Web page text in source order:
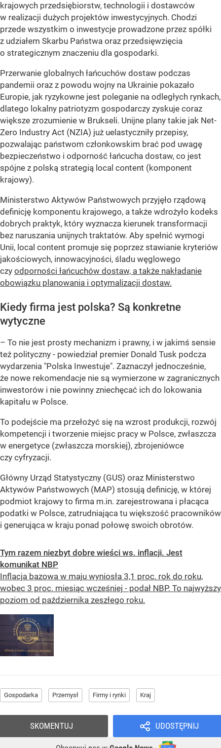
krajowych przedsiębiorstw, technologii i dostawców
w realizacji dużych projektów inwestycyjnych. Chodzi
przede wszystkim o inwestycje prowadzone przez spółki
z udziałem Skarbu Państwa oraz przedsięwzięcia
o strategicznym znaczeniu dla gospodarki.
Przerwanie globalnych łańcuchów dostaw podczas
pandemii oraz z powodu wojny na Ukrainie pokazało
Europie, jak ryzykowne jest poleganie na odległych rynkach,
dlatego lokalny patriotyzm gospodarczy zyskuje coraz
większe zrozumienie w Brukseli. Unijne plany takie jak Net-
Zero Industry Act (NZIA) już uelastyczniły przepisy,
pozwalając państwom członkowskim brać pod uwagę
bezpieczeństwo i odporność łańcucha dostaw, co jest
spójne z polską strategią local content (komponent
krajowy).
Ministerstwo Aktywów Państwowych przyjęło rządową
definicję komponentu krajowego, a także wdrożyło kodeks
dobrych praktyk, który wyznacza kierunek transformacji
bez naruszania unijnych traktatów. Aby spełnić wymogi
Unii, local content promuje się poprzez stawianie kryteriów
jakościowych, innowacyjności, śladu węglowego
czy odporności łańcuchów dostaw, a także nakładanie
obowiązku planowania i optymalizacji dostaw.
Kiedy firma jest polska? Są konkretne
wytyczne
– To nie jest prosty mechanizm i prawny, i w jakimś sensie
też polityczny - powiedział premier Donald Tusk podcza
wydarzenia "Polska Inwestuje". Zaznaczył jednocześnie,
że nowe rekomendacje nie są wymierzone w zagranicznych
inwestorów i nie powinny zniechęcać ich do lokowania
kapitału w Polsce.
To podejście ma przełożyć się na wzrost produkcji, rozwój
kompetencji i tworzenie miejsc pracy w Polsce, zwłaszcza
w energetyce (zwłaszcza morskiej), zbrojeniówce
czy cyfryzacji.
Główny Urząd Statystyczny (GUS) oraz Ministerstwo
Aktywów Państwowych (MAP) stosują definicję, w której
podmiot krajowy to firma m.in. zarejestrowana i płacąca
podatki w Polsce, zatrudniająca tu większość pracowników
i generująca w kraju ponad połowę swoich obrotów.
Tym razem niezbyt dobre wieści ws. inflacji. Jest
komunikat NBP
Inflacja bazowa w maju wyniosła 3,1 proc. rok do roku,
wobec 3 proc. miesiąc wcześniej - podał NBP. To najwyższy
poziom od października zeszłego roku.
Gospodarka Przemysł Firmy i rynki Kraj
UDOSTĘPNIJ
SKOMENTUJ